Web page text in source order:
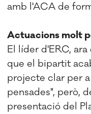
amb l'ACA de
Actuacions molt
El líder d'ERC,
que el bipartit
projecte clar per
pensades", però,
presentació del